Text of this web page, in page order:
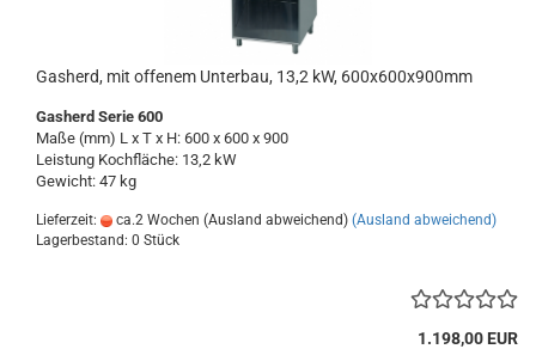
Gasherd, mit offenem Unterbau, 13,2 kW, 600x600x900mm
Gasherd Serie 600
Maße (mm) L x T x H: 600 x 600 x 900
Leistung Kochfläche: 13,2 kW
Gewicht: 47 kg
Lieferzeit: ca.2 Wochen (Ausland abweichend) (Ausland abweichend)
Lagerbestand: 0 Stück
1.198,00 EUR